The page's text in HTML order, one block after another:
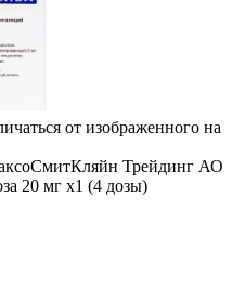
от изображенного на
Трейдинг АО
20 мг x1 (4 дозы)